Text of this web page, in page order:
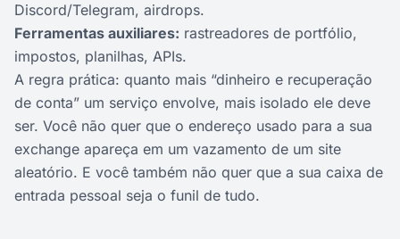
Discord/Telegram, airdrops.
Ferramentas auxiliares: rastreadores de portfólio,
impostos, planilhas, APIs.
A regra prática: quanto mais “dinheiro e recuperação
de conta” um serviço envolve, mais isolado ele deve
ser. Você não quer que o endereço usado para a sua
exchange apareça em um vazamento de um site
aleatório. E você também não quer que a sua caixa de
entrada pessoal seja o funil de tudo.